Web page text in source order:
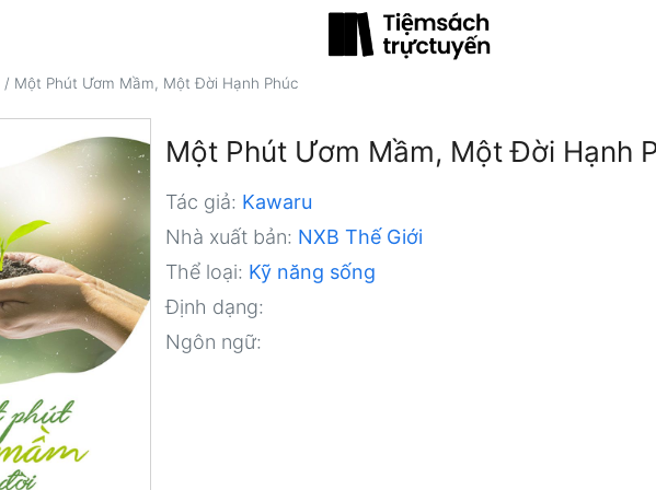
/ Một Phút Ươm Mầm, Một Đời Hạnh Phúc
Một Phút Ươm Mầm, Một Đời Hạnh
Tác giả: Kawaru
Nhà xuất bản: NXB Thế Giới
Thể loại: Kỹ năng sống
Định dạng:
Ngôn ngữ: